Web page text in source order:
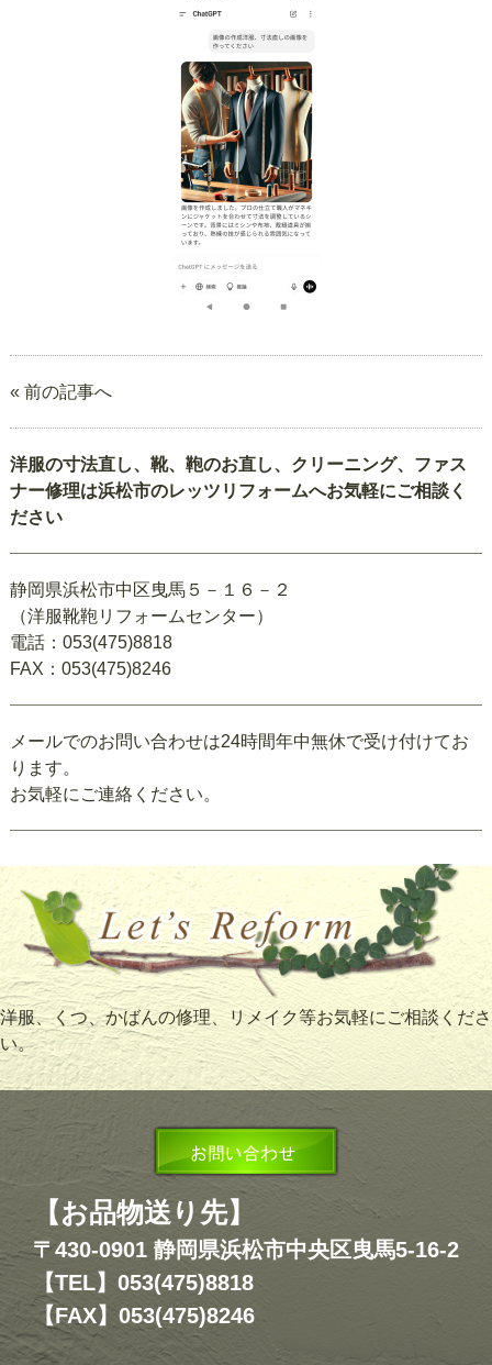
« 前の記事へ
洋服の寸法直し、靴、鞄のお直し、クリーニング、ファス
ナー修理は浜松市のレッツリフォームへお気軽にご相談く
ださい
静岡県浜松市中区曳馬５－１６－２
（洋服靴鞄リフォームセンター）
電話：053(475)8818
FAX：053(475)8246
メールでのお問い合わせは24時間年中無休で受け付けてお
ります。
お気軽にご連絡ください。
洋服、くつ、かばんの修理、リメイク等お気軽にご相談くださ
い。
【お品物送り先】
〒430-0901 静岡県浜松市中央区曳馬5-16-2
【TEL】053(475)8818
【FAX】053(475)8246